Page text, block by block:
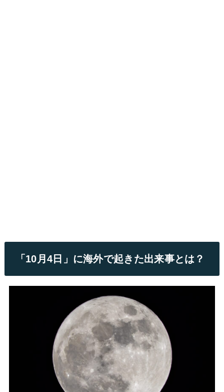
「10月4日」に海外で起きた出来事とは？